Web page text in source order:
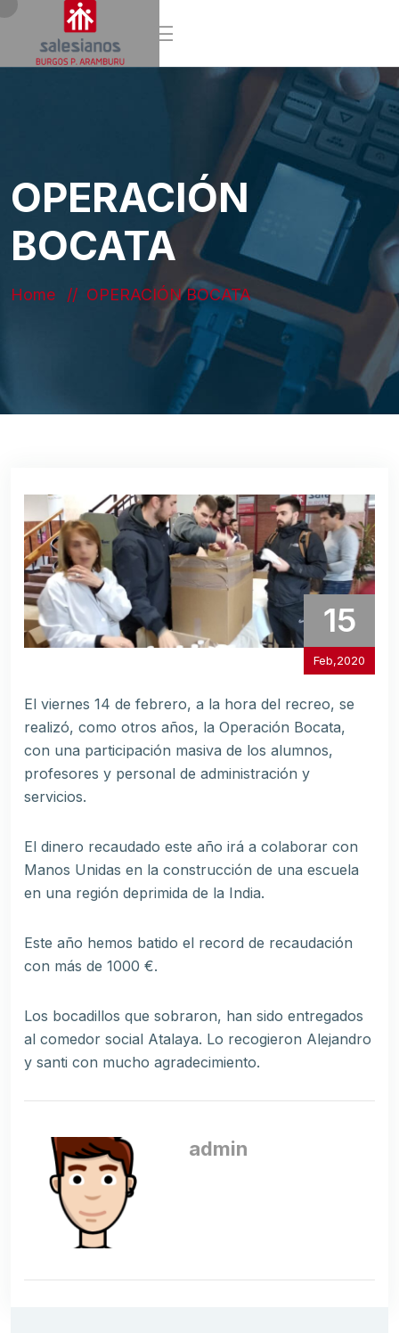
OPERACIÓN
BOCATA
Home OPERACIÓN BOCATA
15
Feb,2020
El viernes 14 de febrero, a la hora del recreo, se
realizó, como otros años, la Operación Bocata,
con una participación masiva de los alumnos,
profesores y personal de administración y
servicios.
El dinero recaudado este año irá a colaborar con
Manos Unidas en la construcción de una escuela
en una región deprimida de la India.
Este año hemos batido el record de recaudación
con más de 1000 €.
Los bocadillos que sobraron, han sido entregados
al comedor social Atalaya. Lo recogieron Alejandro
y santi con mucho agradecimiento.
admin